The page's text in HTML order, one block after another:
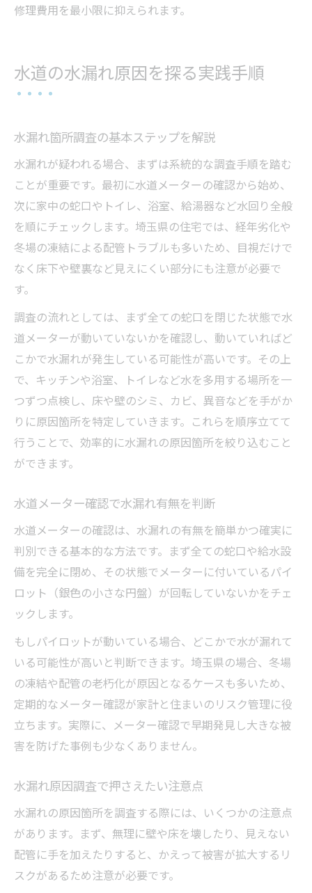
修理費用を最小限に抑えられます。
水道の水漏れ原因を探る実践手順
水漏れ箇所調査の基本ステップを解説
水漏れが疑われる場合、まずは系統的な調査手順を踏む
ことが重要です。最初に水道メーターの確認から始め、
次に家中の蛇口やトイレ、浴室、給湯器など水回り全般
を順にチェックします。埼玉県の住宅では、経年劣化や
冬場の凍結による配管トラブルも多いため、目視だけで
なく床下や壁裏など見えにくい部分にも注意が必要で
す。
調査の流れとしては、まず全ての蛇口を閉じた状態で水
道メーターが動いていないかを確認し、動いていればど
こかで水漏れが発生している可能性が高いです。その上
で、キッチンや浴室、トイレなど水を多用する場所を一
つずつ点検し、床や壁のシミ、カビ、異音などを手がか
りに原因箇所を特定していきます。これらを順序立てて
行うことで、効率的に水漏れの原因箇所を絞り込むこと
ができます。
水道メーター確認で水漏れ有無を判断
水道メーターの確認は、水漏れの有無を簡単かつ確実に
判別できる基本的な方法です。まず全ての蛇口や給水設
備を完全に閉め、その状態でメーターに付いているパイ
ロット（銀色の小さな円盤）が回転していないかをチェ
ックします。
もしパイロットが動いている場合、どこかで水が漏れて
いる可能性が高いと判断できます。埼玉県の場合、冬場
の凍結や配管の老朽化が原因となるケースも多いため、
定期的なメーター確認が家計と住まいのリスク管理に役
立ちます。実際に、メーター確認で早期発見し大きな被
害を防げた事例も少なくありません。
水漏れ原因調査で押さえたい注意点
水漏れの原因箇所を調査する際には、いくつかの注意点
があります。まず、無理に壁や床を壊したり、見えない
配管に手を加えたりすると、かえって被害が拡大するリ
スクがあるため注意が必要です。